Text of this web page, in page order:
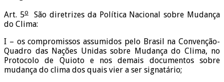
Art. 5oSão diretrizes da Política Nacional sobre Mudança
do Clima:
I – os compromissos assumidos pelo Brasil na Convenção-
Quadro das Nações Unidas sobre Mudança do Clima, no
Protocolo de Quioto e nos demais documentos sobre
mudança do clima dos quais vier a ser signatário;